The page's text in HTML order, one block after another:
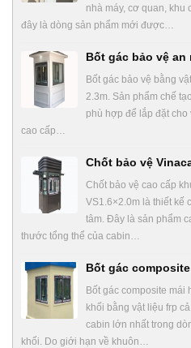
nhà máy, cơ quan, khu
đây là dòng sản phẩm mới được…
Bốt gác bảo vệ an
Bốt gác bảo vệ bằng
2.3m. Sản phẩm chế
phù hợp để lắp đặt
cao cấp…
Chốt bảo vệ
Chốt bảo vệ cao cấp
VS1.6×2.0m là thiết kế
tâm. Đây là sản phẩm
thước tổng thể của cabin…
Bốt gác
Bốt gác composite mái
khối bằng vật liệu frp
cabin lớn nhất trong
khối. Do giới hạn về khuôn…